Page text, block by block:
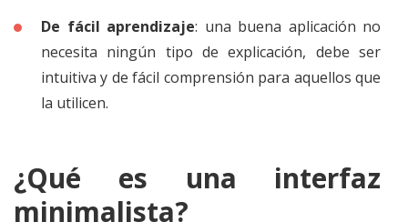
De fácil aprendizaje: una buena aplicación no
necesita ningún tipo de explicación, debe ser
intuitiva y de fácil comprensión para aquellos que
la utilicen.
¿Qué es una interfaz
minimalista?